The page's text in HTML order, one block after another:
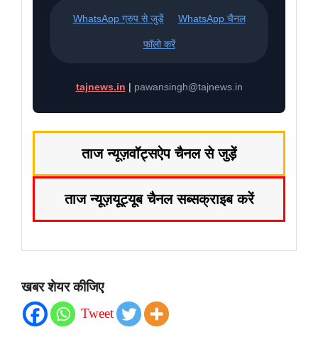
WhatsApp ग्रुप से जुड़ें WhatsApp चैनल
फॉलो करें
tajnews.in | pawansingh@tajnews.in
ताज न्यूज़वॉट्सऐप चैनल से जुड़ें
ताज न्यूज़यूट्यूब चैनल सब्सक्राइब करें
खबर शेयर कीजिए
Tweet